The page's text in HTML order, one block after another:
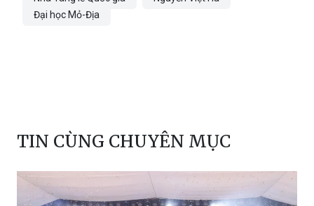
TIN CÙNG CHUYÊN MỤC